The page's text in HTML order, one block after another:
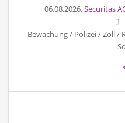
06.08.2026,Securitas
Bewachung / Polizei / Zoll